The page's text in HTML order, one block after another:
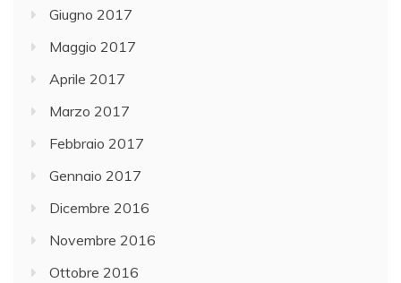
Giugno 2017
Maggio 2017
Aprile 2017
Marzo 2017
Febbraio 2017
Gennaio 2017
Dicembre 2016
Novembre 2016
Ottobre 2016